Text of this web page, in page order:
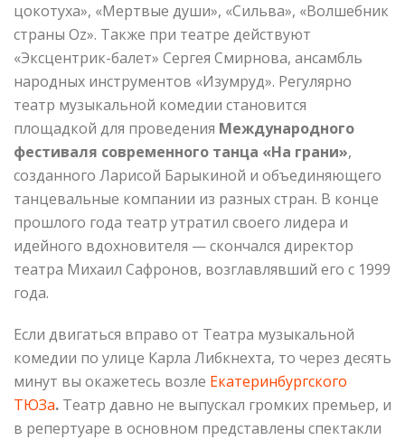
цокотуха», «Мертвые души», «Сильва», «Волшебник
страны Oz». Также при театре действуют
«Эксцентрик-балет» Сергея Смирнова, ансамбль
народных инструментов «Изумруд». Регулярно
театр музыкальной комедии становится
площадкой для проведения Международного
фестиваля современного танца «На грани»,
созданного Ларисой Барыкиной и объединяющего
танцевальные компании из разных стран. В конце
прошлого года театр утратил своего лидера и
идейного вдохновителя — скончался директор
театра Михаил Сафронов, возглавлявший его с 1999
года.
Если двигаться вправо от Театра музыкальной
комедии по улице Карла Либкнехта, то через десять
минут вы окажетесь возле Екатеринбургского
ТЮЗа. Театр давно не выпускал громких премьер, и
в репертуаре в основном представлены спектакли